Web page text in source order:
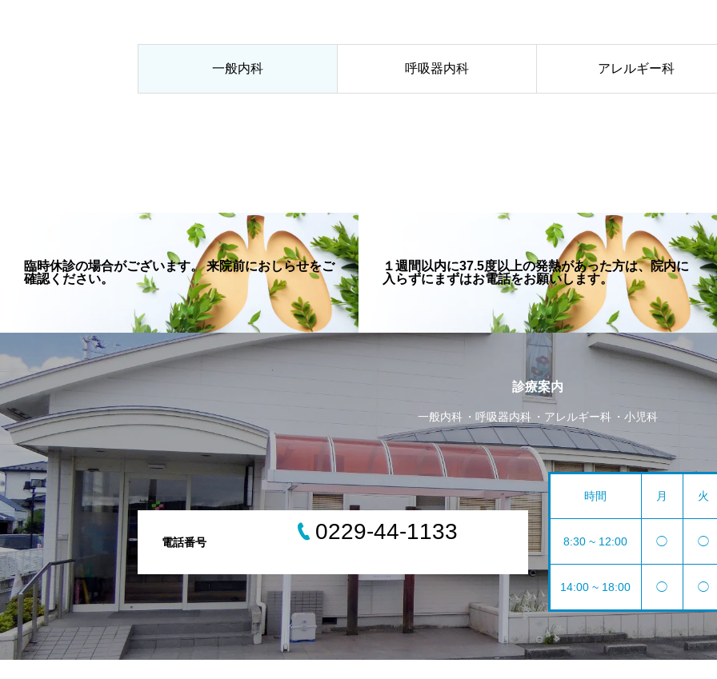
一般内科 呼吸器内科 アレルギー科
臨時休診の場合がございます。 来院前におしらせをご
確認ください。
１週間以内に37.5度以上の発熱があった方は、院内に
入らずにまずはお電話をお願いします。
診療案内
一般内科 呼吸器内科 アレルギー科 小児科
電話番号 0229-44-1133
時間 月 火
8:30 ~ 12:00 ◯ ◯
14:00 ~ 18:00 ◯ ◯